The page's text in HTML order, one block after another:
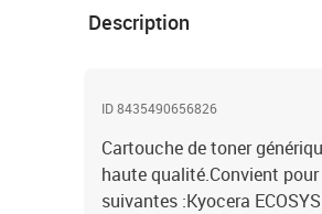
Description
ID 8435490656826
Cartouche de toner
haute qualité.Convient
suivantes :Kyocera